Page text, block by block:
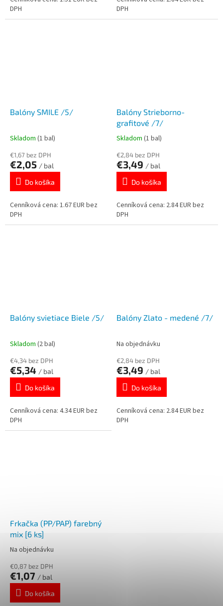
DPH
DPH
Balóny SMILE /5/
Skladom (1 bal)
€1,67 bez DPH
€2,05 / bal
Do košíka
Cenníková cena: 1.67 EUR bez
DPH
Balóny Strieborno-
grafitové /7/
Skladom (1 bal)
€2,84 bez DPH
€3,49 / bal
Do košíka
Cenníková cena: 2.84 EUR bez
DPH
Balóny svietiace Biele /5/
Skladom (2 bal)
€4,34 bez DPH
€5,34 / bal
Do košíka
Cenníková cena: 4.34 EUR bez
DPH
Balóny Zlato - medené /7/
Na objednávku
€2,84 bez DPH
€3,49 / bal
Do košíka
Cenníková cena: 2.84 EUR bez
DPH
Frkačka (PP/PAP) farebný
mix [6 ks]
Na objednávku
€0,87 bez DPH
€1,07 / bal
Do košíka